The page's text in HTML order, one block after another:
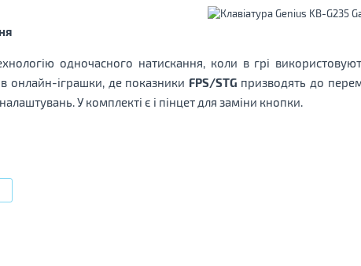
одночасного натискання, коли в грі
онлайн-іграшки, де показники FPS/STG призводять до
У комплекті є і пінцет для заміни кнопки.